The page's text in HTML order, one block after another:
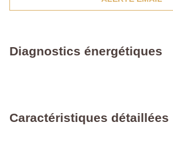
Diagnostics énergétiques
Caractéristiques détaillées